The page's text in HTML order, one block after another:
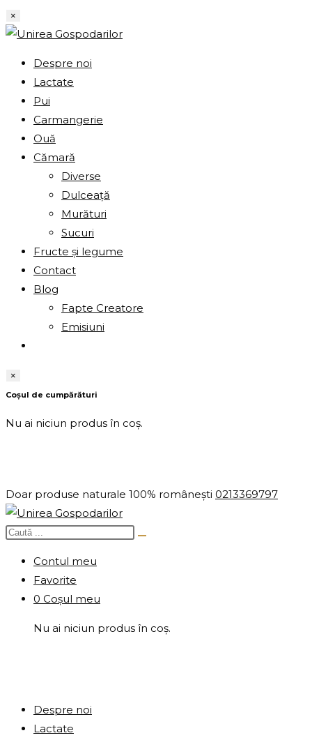
Skip
to
×
Despre noi
Lactate
Pui
Carmangerie
Ouă
Cămară
Diverse
Dulceață
Murături
Sucuri
Fructe și legume
Contact
Blog
Fapte Creatore
Emisiuni
×
Coșul de cumpărături
Nu ai niciun produs în coș.
Doar produse naturale 100% românești 0213369797
Contul meu
Favorite
0 Coșul meu
Nu ai niciun produs în coș.
Despre noi
Lactate